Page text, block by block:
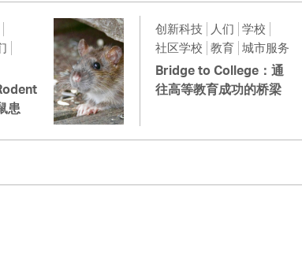
患
创新科技 人们 学校
社区学校 教育 城市服务
Bridge to College：通
往高等教育成功的桥梁